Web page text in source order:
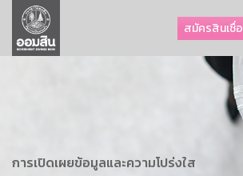
สมัครสินเชื่อ
ลูกค้าธุรกิจ
ลูกค้าผู้ประกอบรายย่อย
การพัฒนาที่ยั่งยืน
การเปิดเผยข้อมูลและความโปร่งใส